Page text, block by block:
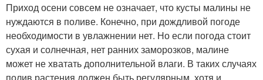
Приход осени совсем не означает, что кусты малины не
нуждаются в поливе. Конечно, при дождливой погоде
необходимости в увлажнении нет. Но если погода стоит
сухая и солнечная, нет ранних заморозков, малине
может не хватать дополнительной влаги. В таких случаях